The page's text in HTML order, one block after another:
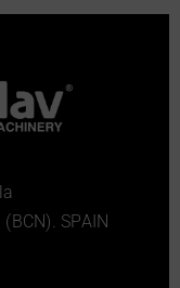
SPAIN